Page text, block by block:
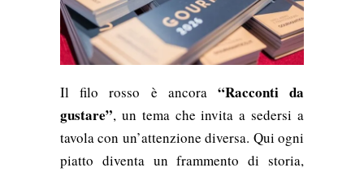
Il filo rosso è ancora “Racconti da
gustare”, un tema che invita a sedersi a
tavola con un’attenzione diversa. Qui ogni
piatto diventa un frammento di storia,